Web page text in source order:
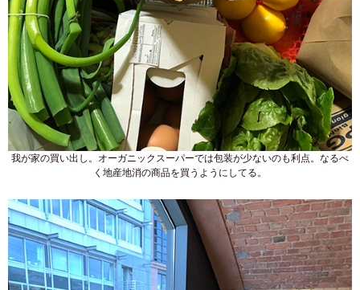
我が家の買い出し。オーガニックスーパーでは包装が少ないのも利点。なるべ
く地産地消の商品を買うようにしてる。